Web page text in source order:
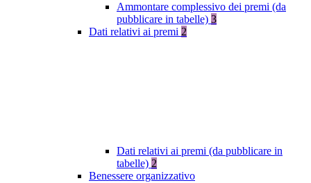
Ammontare complessivo dei premi (da
pubblicare in tabelle) 3
Dati relativi ai premi 2
Dati relativi ai premi (da pubblicare in
tabelle) 2
Benessere organizzativo